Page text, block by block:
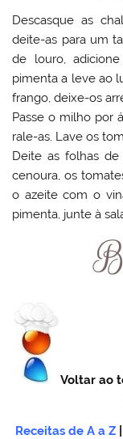
Descasque as
deite-as para um
de louro,
pimenta a leve ao
frango, deixe-os
Passe o milho por
rale-as. Lave os
Deite as folhas
cenoura, os
o azeite com o
pimenta, junte à
Voltar ao
Receitas de A a Z